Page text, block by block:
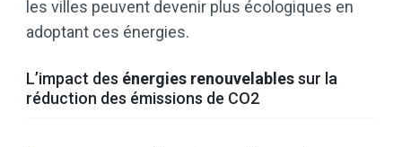
les villes peuvent devenir plus écologiques en
adoptant ces énergies.
L’impact des énergies renouvelablessur la
réduction des émissions de CO2